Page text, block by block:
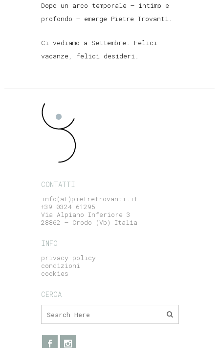
Dopo un arco temporale – intimo e
profondo – emerge Pietre Trovanti.
Ci vediamo a Settembre. Felici
vacanze, felici desideri.
CONTATTI
info(at)pietretrovanti.it
+39 0324 61295
Via Alpiano Inferiore 3
28862 – Crodo (Vb) Italia
INFO
privacy policy
condizioni
cookies
CERCA